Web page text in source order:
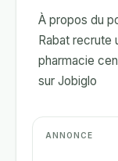
À propos du
Rabat recrute
pharmacie
sur Jobiglo